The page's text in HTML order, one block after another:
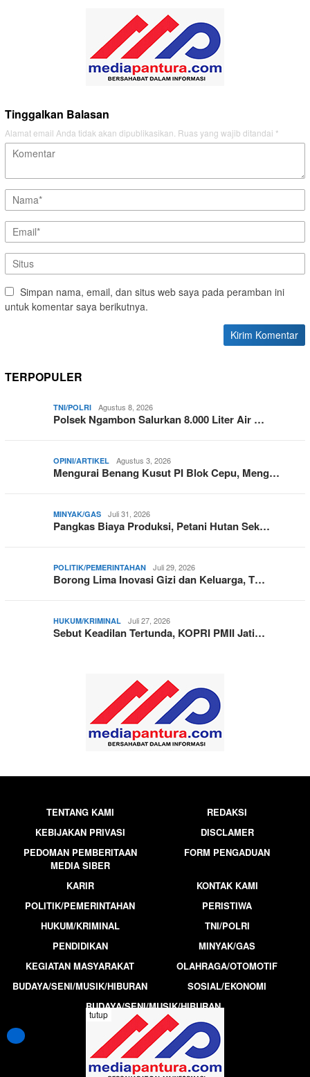
Tinggalkan Balasan
Alamat email Anda tidak akan dipublikasikan. Ruas yang wajib ditandai *
Simpan nama, email, dan situs web saya pada peramban ini
untuk komentar saya berikutnya.
TERPOPULER
TNI/POLRI Agustus 8, 2026
Polsek Ngambon Salurkan 8.000 Liter Air …
OPINI/ARTIKEL Agustus 3, 2026
Mengurai Benang Kusut PI Blok Cepu, Meng…
MINYAK/GAS Juli 31, 2026
Pangkas Biaya Produksi, Petani Hutan Sek…
POLITIK/PEMERINTAHAN Juli 29, 2026
Borong Lima Inovasi Gizi dan Keluarga, T…
HUKUM/KRIMINAL Juli 27, 2026
Sebut Keadilan Tertunda, KOPRI PMII Jati…
TENTANG KAMI
REDAKSI
KEBIJAKAN PRIVASI
DISCLAMER
PEDOMAN PEMBERITAAN
MEDIA SIBER
FORM PENGADUAN
KARIR
KONTAK KAMI
POLITIK/PEMERINTAHAN
PERISTIWA
HUKUM/KRIMINAL
TNI/POLRI
PENDIDIKAN
MINYAK/GAS
KEGIATAN MASYARAKAT
OLAHRAGA/OTOMOTIF
BUDAYA/SENI/MUSIK/HIBURAN
SOSIAL/EKONOMI
BUDAYA/SENI/MUSIK/HIBURAN
MEDIAPANTURA.COM
tutup